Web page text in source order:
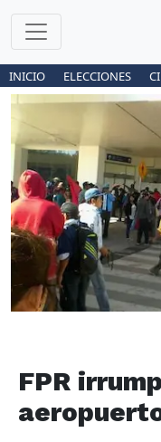
INICIO ELECCIONES
FPR